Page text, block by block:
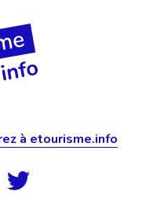
à etourisme.info